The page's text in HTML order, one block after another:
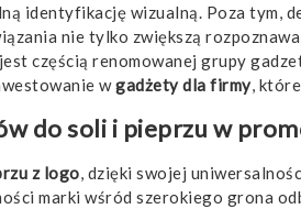
identyfikację wizualną. Poza tym,
nie tylko zwiększą
częścią renomowanej grupy
wgadżety dla firmy,
do soli i pieprzu w
z logo, dzięki swojej
marki wśród szerokiego grona